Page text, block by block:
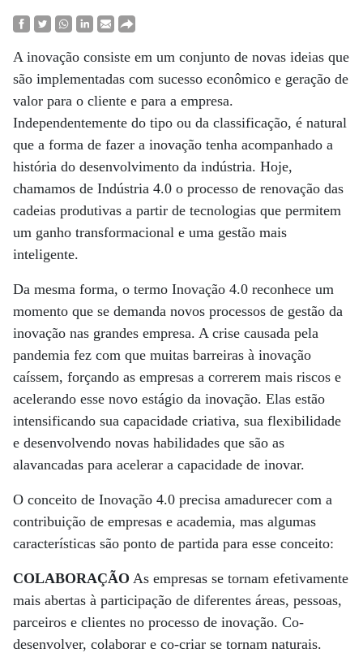
A inovação consiste em um conjunto de novas ideias que
são implementadas com sucesso econômico e geração de
valor para o cliente e para a empresa.
Independentemente do tipo ou da classificação, é natural
que a forma de fazer a inovação tenha acompanhado a
história do desenvolvimento da indústria. Hoje,
chamamos de Indústria 4.0 o processo de renovação das
cadeias produtivas a partir de tecnologias que permitem
um ganho transformacional e uma gestão mais
inteligente.
Da mesma forma, o termo Inovação 4.0 reconhece um
momento que se demanda novos processos de gestão da
inovação nas grandes empresa. A crise causada pela
pandemia fez com que muitas barreiras à inovação
caíssem, forçando as empresas a correrem mais riscos e
acelerando esse novo estágio da inovação. Elas estão
intensificando sua capacidade criativa, sua flexibilidade
e desenvolvendo novas habilidades que são as
alavancadas para acelerar a capacidade de inovar.
O conceito de Inovação 4.0 precisa amadurecer com a
contribuição de empresas e academia, mas algumas
características são ponto de partida para esse conceito:
COLABORAÇÃO As empresas se tornam efetivamente
mais abertas à participação de diferentes áreas, pessoas,
parceiros e clientes no processo de inovação. Co-
desenvolver, colaborar e co-criar se tornam naturais.